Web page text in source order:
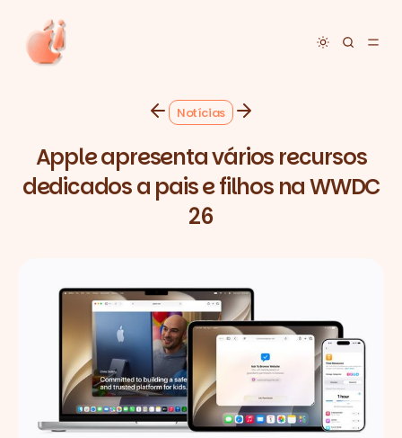
Toggle
Notícias
Apple apresenta vários recursos
dedicados a pais e filhos na WWDC
26